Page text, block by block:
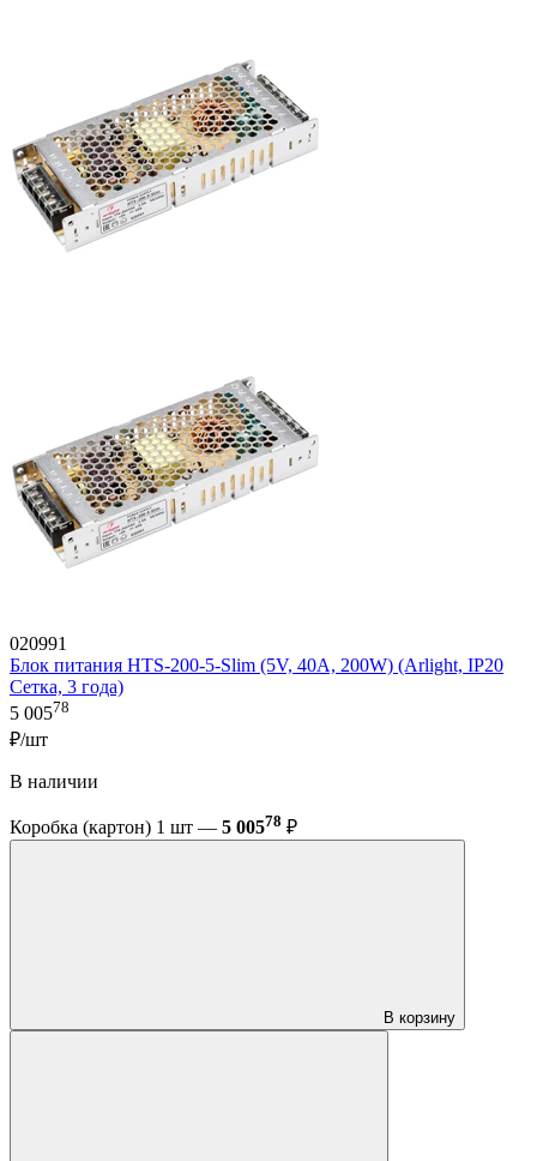
020991
Блок питания HTS-200-5-Slim (5V, 40A, 200W) (Arlight, IP20
Сетка, 3 года)
5 00578
₽/шт
В наличии
Коробка (картон) 1 шт — 5 00578 ₽
В корзину